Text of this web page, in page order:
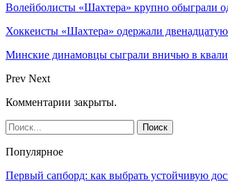
Волейболисты «Шахтера» крупно обыграли
Хоккеисты «Шахтера» одержали двенадцатую
Минские динамовцы сыграли вничью в
Prev Next
Комментарии закрыты.
Популярное
Первый сапборд: как выбрать устойчивую